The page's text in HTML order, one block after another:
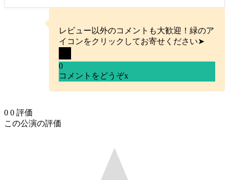
レビュー以外のコメントも大歓迎！緑のア
イコンをクリックしてお寄せください➤
0
コメントをどうぞx
0 0 評価
この公演の評価